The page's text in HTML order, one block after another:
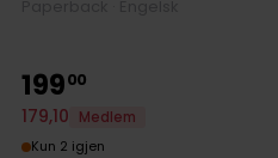
19900
179,10
Medlem
Kun 2 igjen